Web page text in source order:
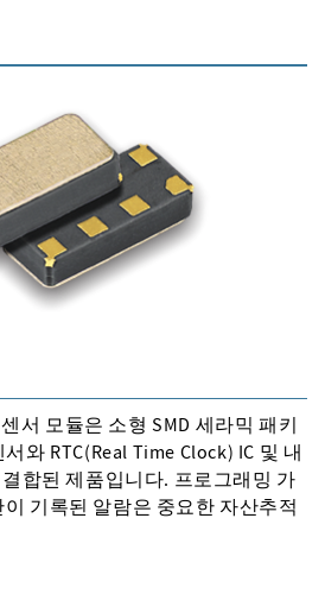
서 모듈은 소형 SMD 세라믹 패키
와 RTC(Real Time Clock) IC 및 내
결합된 제품입니다. 프로그래밍 가
기록된 알람은 중요한 자산추적